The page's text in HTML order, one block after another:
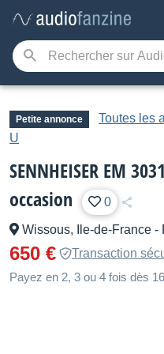
Petite annonce
Toutes les
U
SENNHEISER EM
occasion
0
Wissous, Ile-de-France -
650 €
Transaction
Payez en 2, 3 ou 4 fois dès